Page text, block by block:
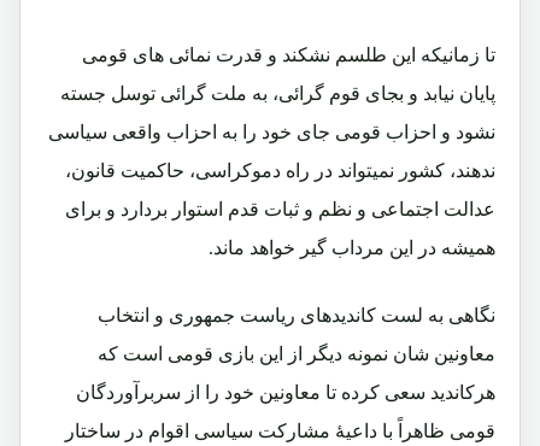
تا زمانیکه این طلسم نشکند و قدرت نمائی های قومی
پایان نیابد و بجای قوم گرائی، به ملت گرائی توسل جسته
نشود و احزاب قومی جای خود را به احزاب واقعی سیاسی
ندهند، کشور نمیتواند در راه دموکراسی، حاکمیت قانون،
عدالت اجتماعی و نظم و ثبات قدم استوار بردارد و برای
همیشه در این مرداب گیر خواهد ماند.
نگاهی به لست کاندیدهای ریاست جمهوری و انتخاب
معاونین شان نمونه دیگر از این بازی قومی است که
هرکاندید سعی کرده تا معاونین خود را از سربرآوردگان
قومی ظاهراً با داعیۀ مشارکت سیاسی اقوام در ساختار